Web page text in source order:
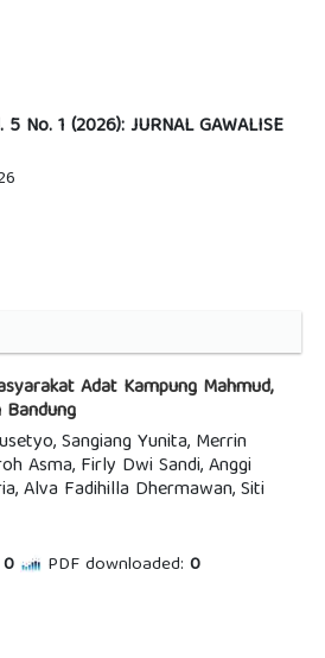
No. 1 (2026): JURNAL GAWALISE
Adat Kampung Mahmud,
Sangiang Yunita, Merrin
Asma, Firly Dwi Sandi, Anggi
Alva Fadihilla Dhermawan, Siti
0 PDF downloaded: 0